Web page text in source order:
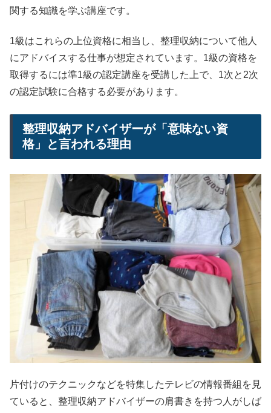
関する知識を学ぶ講座です。
1級はこれらの上位資格に相当し、整理収納について他人
にアドバイスする仕事が想定されています。1級の資格を
取得するには準1級の認定講座を受講した上で、1次と2次
の認定試験に合格する必要があります。
整理収納アドバイザーが「意味ない資
格」と言われる理由
片付けのテクニックなどを特集したテレビの情報番組を見
ていると、整理収納アドバイザーの肩書きを持つ人がしば